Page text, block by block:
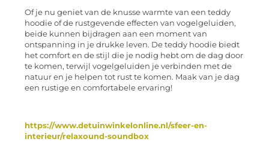
Of je nu geniet van de knusse warmte van een teddy
hoodie of de rustgevende effecten van vogelgeluiden,
beide kunnen bijdragen aan een moment van
ontspanning in je drukke leven. De teddy hoodie biedt
het comfort en de stijl die je nodig hebt om de dag door
te komen, terwijl vogelgeluiden je verbinden met de
natuur en je helpen tot rust te komen. Maak van je dag
een rustige en comfortabele ervaring!
https://www.detuinwinkelonline.nl/sfeer-en-
interieur/relaxound-soundbox